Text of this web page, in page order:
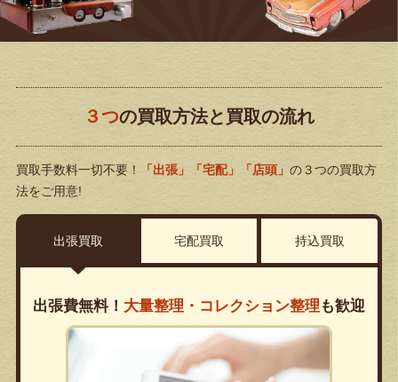
３つの買取方法と買取の流れ
買取手数料一切不要！ 「出張」「宅配」「店頭」 の３つの買取方
法をご用意!
出張買取 宅配買取 持込買取
出張費無料！ 大量整理・コレクション整理 も歓迎